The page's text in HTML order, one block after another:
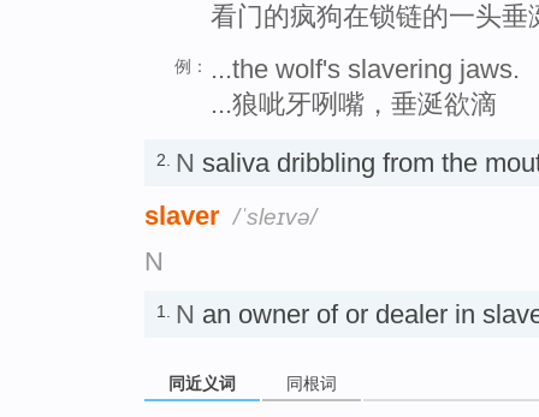
看门的疯狗在锁链的一头垂
例：
...the wolf's slavering jaws.
...狼呲牙咧嘴，垂涎欲滴
2. N saliva dribbling from the
slaver /ˈsleɪvə/
N
1. N an owner of or dealer in
同近义词 同根词